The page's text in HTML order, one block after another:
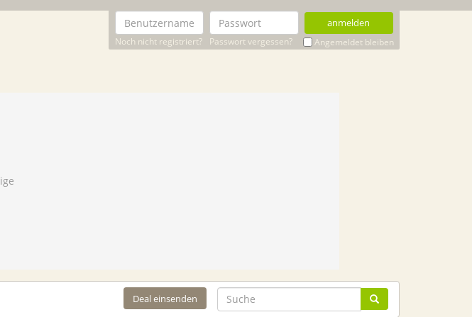
anmelden
Noch nicht registriert? Passwort vergessen? Angemeldet bleiben
Deal einsenden